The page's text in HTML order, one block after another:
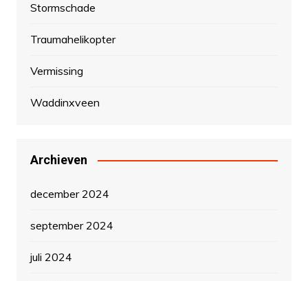
Stormschade
Traumahelikopter
Vermissing
Waddinxveen
Archieven
december 2024
september 2024
juli 2024